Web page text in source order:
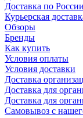
Доставка по России
Курьерская
Обзоры
Бренды
Как купить
Условия оплаты
Условия доставки
Доставка
Доставка для
Доставка для
Самовывоз с